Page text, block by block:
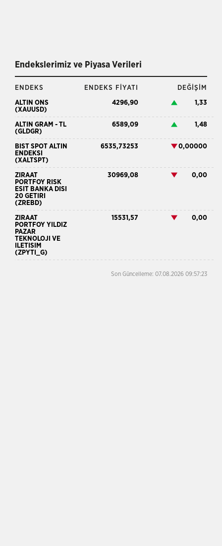
Endekslerimiz ve Piyasa Verileri
ENDEKS ENDEKS FİYATI DEĞİŞİM
ALTIN ONS
(XAUUSD)
4296,90 1,33
ALTIN GRAM - TL
(GLDGR)
6589,09 1,48
BIST SPOT ALTIN
ENDEKSI
(XALTSPT)
6535,73253 0,00000
ZIRAAT
PORTFOY RISK
ESIT BANKA DISI
20 GETIRI
(ZREBD)
30969,08 0,00
ZIRAAT
PORTFOY YILDIZ
PAZAR
TEKNOLOJI VE
ILETISIM
(ZPYTI_G)
15531,57 0,00
Son Güncelleme: 07.08.2026 09:57:23